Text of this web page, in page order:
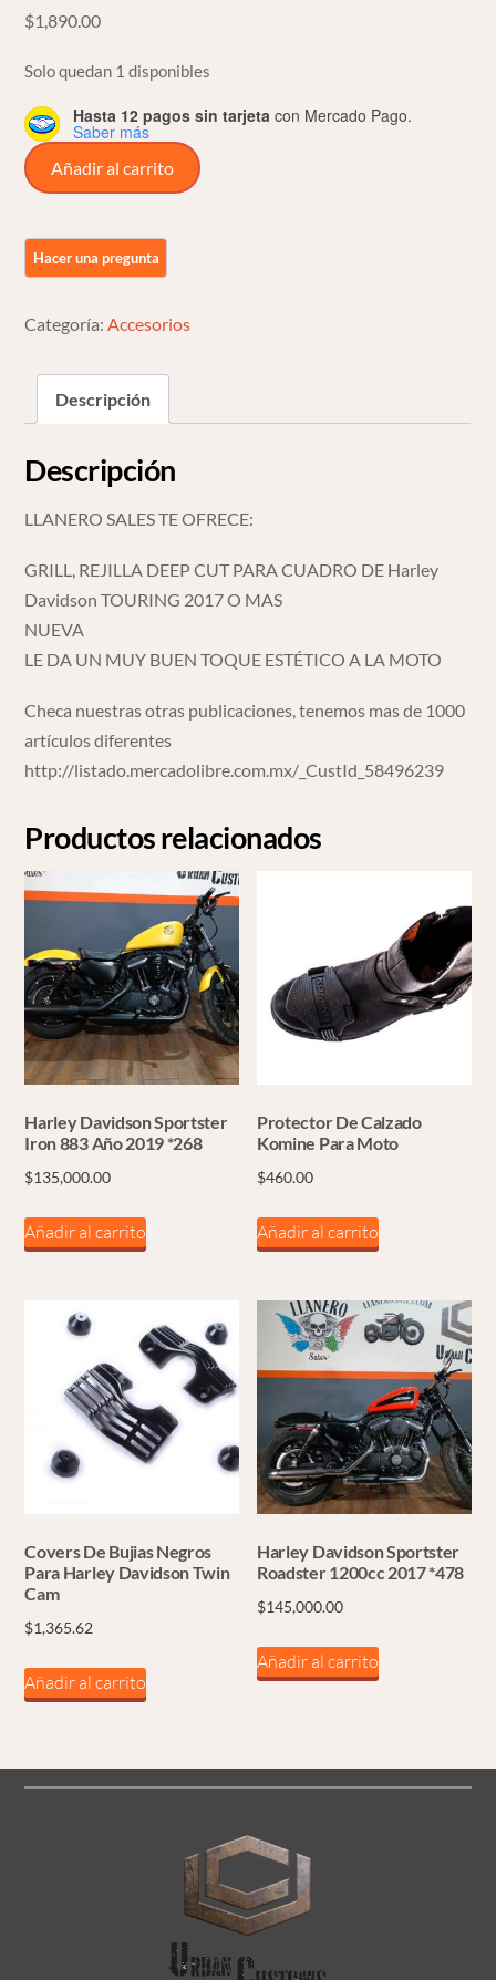
$1,890.00
Solo quedan 1 disponibles
Hasta 12 pagos sin tarjeta con Mercado Pago.
Saber más
Grill
Rejilla
Para
Cuadro
Harley
O
cantidad
Añadir al carrito
Categoría:Accesorios
Descripción
Descripción
LLANERO SALES TE OFRECE:
GRILL, REJILLA DEEP CUT PARA CUADRO DE Harley
Davidson TOURING 2017 O MAS
NUEVA
LE DA UN MUY BUEN TOQUE ESTÉTICO A LA MOTO
Checa nuestras otras publicaciones, tenemos mas de 1000
artículos diferentes
http://listado.mercadolibre.com.mx/_CustId_58496239
Productos relacionados
Harley Davidson Sportster
Iron 883 Año 2019 *268
$135,000.00
Añadir al carrito
Protector De Calzado
Komine Para Moto
$460.00
Añadir al carrito
Covers De Bujias Negros
Para Harley Davidson Twin
Cam
$1,365.62
Añadir al carrito
Harley Davidson Sportster
Roadster 1200cc 2017 *478
$145,000.00
Añadir al carrito